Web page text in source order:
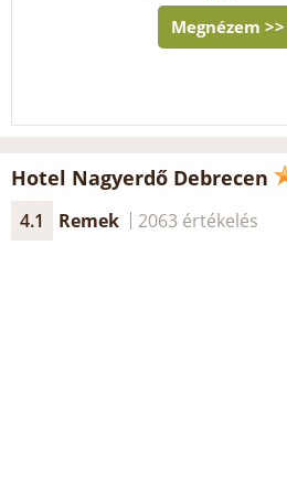
Megnézem >>
Hotel Nagyerdő Debrecen
4.1 Remek 2063 értékelés